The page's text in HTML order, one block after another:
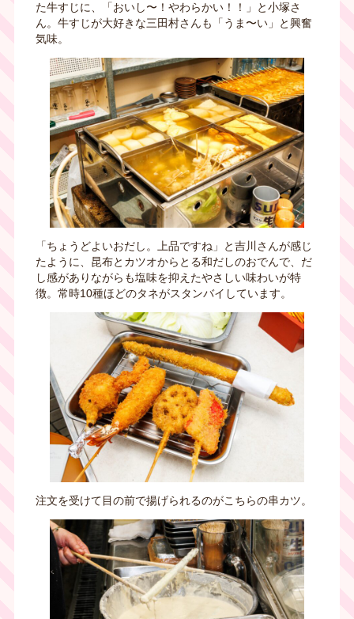
た牛すじに、「おいし〜！やわらかい！！」と小塚さ
ん。牛すじが大好きな三田村さんも「うま〜い」と興奮
気味。
「ちょうどよいおだし。上品ですね」と吉川さんが感じ
たように、昆布とカツオからとる和だしのおでんで、だ
し感がありながらも塩味を抑えたやさしい味わいが特
徴。常時10種ほどのタネがスタンバイしています。
注文を受けて目の前で揚げられるのがこちらの串カツ。